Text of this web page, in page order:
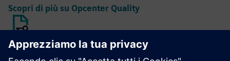
Scopri di più su Opcenter Quality
Opcenter APS